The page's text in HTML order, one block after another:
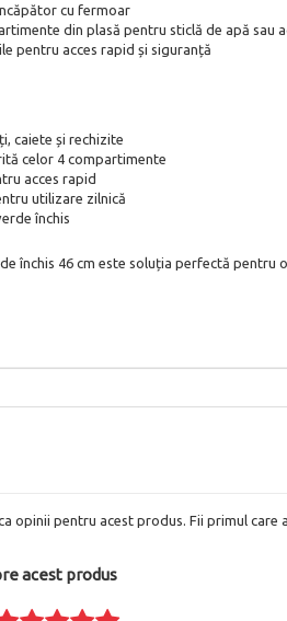
cu fermoar
din plasă pentru sticlă de apă sau
pentru acces rapid și siguranță
caiete și rechizite
celor 4 compartimente
acces rapid
utilizare zilnică
închis
închis 46 cm este soluția perfectă
opinii pentru acest produs. Fii primul
acest produs